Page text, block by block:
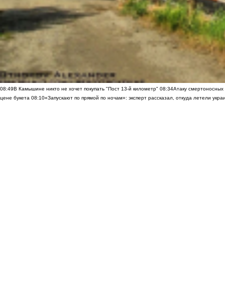
08:49В Камышине никто не хочет покупать "Пост 13-й километр" 08:34Атаку
цене букета 08:10«Запускают по прямой по ночам»: эксперт рассказал, откуда летели